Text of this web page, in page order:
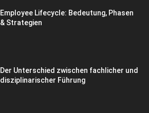
Employee Lifecycle: Bedeutung, Phasen
& Strategien
Der Unterschied zwischen fachlicher und
disziplinarischer Führung